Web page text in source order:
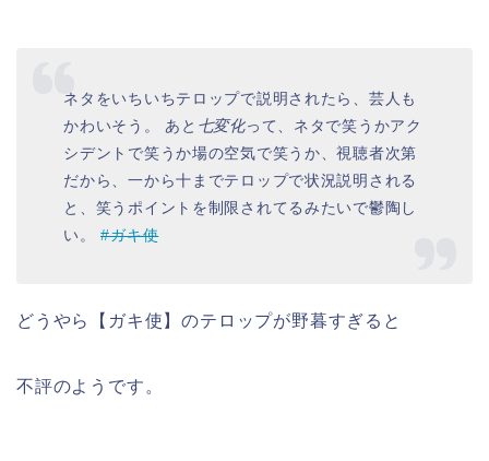
ネタをいちいちテロップで説明されたら、芸人も
かわいそう。 あと 七変化って、ネタで笑うかアク
シデントで笑うか場の空気で笑うか、視聴者次第
だから、一から十までテロップで状況説明される
と、笑うポイントを制限されてるみたいで鬱陶し
い。#ガキ使
どうやら【ガキ使】のテロップが野暮すぎると
不評のようです。